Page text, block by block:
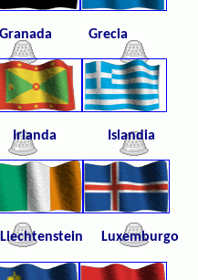
Grecia
Islandia
Luxemburgo